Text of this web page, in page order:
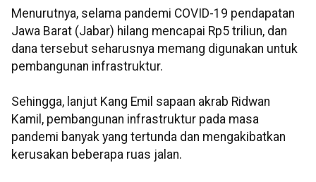
Menurutnya, selama pandemi COVID-19 pendapatan
Jawa Barat (Jabar) hilang mencapai Rp5 triliun, dan
dana tersebut seharusnya memang digunakan untuk
pembangunan infrastruktur.
Sehingga, lanjut Kang Emil sapaan akrab Ridwan
Kamil, pembangunan infrastruktur pada masa
pandemi banyak yang tertunda dan mengakibatkan
kerusakan beberapa ruas jalan.